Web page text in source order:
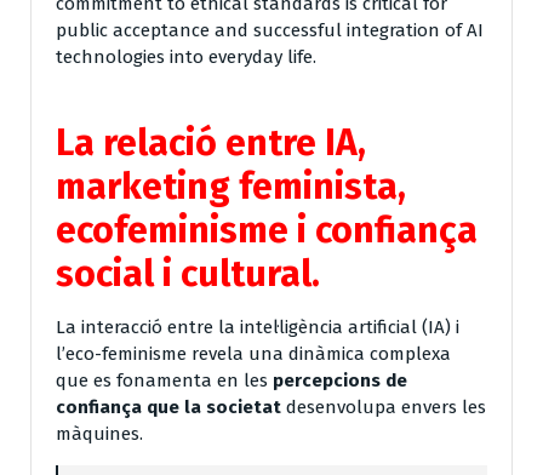
public acceptance and successful integration of AI
technologies into everyday life.
La relació entre IA,
marketing feminista,
ecofeminisme i confiança
social i cultural.
La interacció entre la intel·ligència artificial (IA) i
l’eco-feminisme revela una dinàmica complexa
que es fonamenta en les percepcions de
confiança que la societat desenvolupa envers les
màquines.